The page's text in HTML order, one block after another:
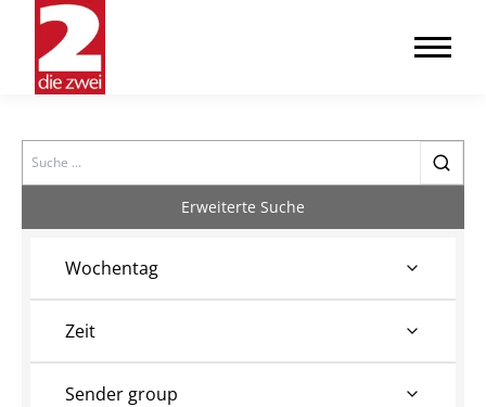
Search
Erweiterte Suche
Wochentag
Zeit
Sender group